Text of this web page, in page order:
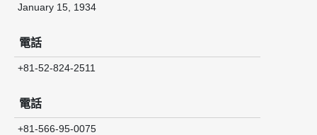
January 15, 1934
電話
+81-52-824-2511
電話
+81-566-95-0075